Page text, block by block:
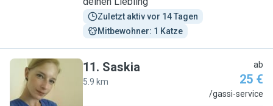
Zuletzt aktiv vor 14 Tagen
Mitbewohner: 1 Katze
S
11. Saskia
5.9 km
ab
25 €
/gassi-service